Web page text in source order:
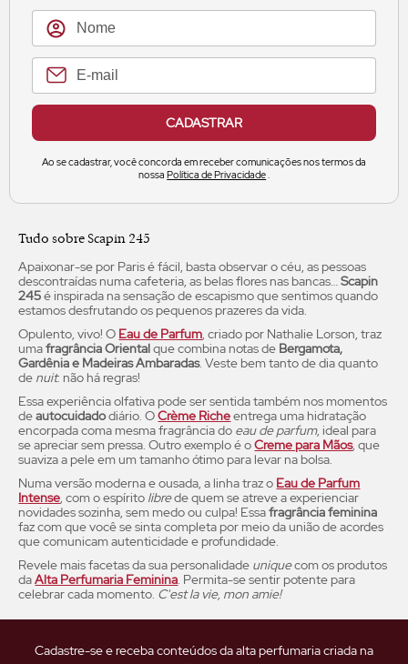
CADASTRAR
Ao se cadastrar, você concorda em receber comunicações nos termos da
nossaPolítica de Privacidade.
Tudo sobre Scapin 245
Apaixonar-se por Paris é fácil, basta observar o céu, as pessoas
descontraídas numa cafeteria, as belas flores nas bancas…Scapin
245é inspirada na sensação de escapismo que sentimos quando
estamos desfrutando os pequenos prazeres da vida.
Opulento, vivo! O Eau de Parfum, criado por Nathalie Lorson, traz
umafragrância Orientalque combina notas de Bergamota,
Gardênia e Madeiras Ambaradas. Veste bem tanto de dia quanto
de nuit: não há regras!
Essa experiência olfativa pode ser sentida também nos momentos
deautocuidadodiário. OCrème Richeentrega uma hidratação
encorpada coma mesma fragrância do eau de parfum, ideal para
se apreciar sem pressa. Outro exemplo é oCreme para Mãos, que
suaviza a pele em um tamanho ótimo para levar na bolsa.
Numa versão moderna e ousada, a linha traz o Eau de Parfum
Intense, com o espírito librede quem se atreve a experienciar
novidades sozinha, sem medo ou culpa! Essafragrância feminina
faz com que você se sinta completa por meio da união de acordes
que comunicam autenticidade e profundidade.
Revele mais facetas da sua personalidade uniquecom os produtos
daAlta Perfumaria Feminina. Permita-se sentir potente para
celebrar cada momento. C'est la vie, mon amie!
Cadastre-se e receba conteúdos da alta perfumaria criada na